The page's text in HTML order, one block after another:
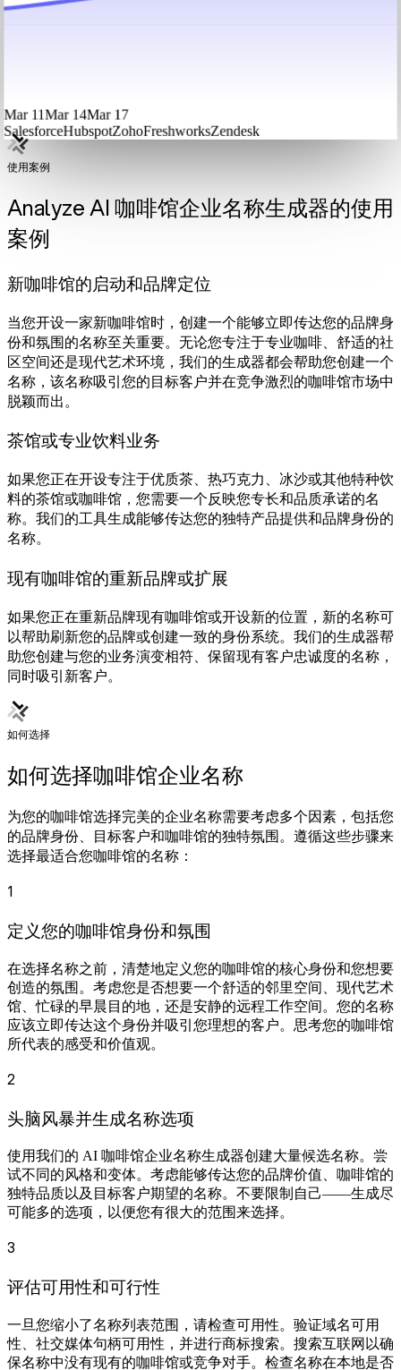
Mar 11Mar 14Mar 17
SalesforceHubspotZohoFreshworksZendesk
使用案例
Analyze AI 咖啡馆企业名称生成器的使用
案例
新咖啡馆的启动和品牌定位
当您开设一家新咖啡馆时，创建一个能够立即传达您的品牌身
份和氛围的名称至关重要。无论您专注于专业咖啡、舒适的社
区空间还是现代艺术环境，我们的生成器都会帮助您创建一个
名称，该名称吸引您的目标客户并在竞争激烈的咖啡馆市场中
脱颖而出。
茶馆或专业饮料业务
如果您正在开设专注于优质茶、热巧克力、冰沙或其他特种饮
料的茶馆或咖啡馆，您需要一个反映您专长和品质承诺的名
称。我们的工具生成能够传达您的独特产品提供和品牌身份的
名称。
现有咖啡馆的重新品牌或扩展
如果您正在重新品牌现有咖啡馆或开设新的位置，新的名称可
以帮助刷新您的品牌或创建一致的身份系统。我们的生成器帮
助您创建与您的业务演变相符、保留现有客户忠诚度的名称，
同时吸引新客户。
如何选择
如何选择咖啡馆企业名称
为您的咖啡馆选择完美的企业名称需要考虑多个因素，包括您
的品牌身份、目标客户和咖啡馆的独特氛围。遵循这些步骤来
选择最适合您咖啡馆的名称：
1
定义您的咖啡馆身份和氛围
在选择名称之前，清楚地定义您的咖啡馆的核心身份和您想要
创造的氛围。考虑您是否想要一个舒适的邻里空间、现代艺术
馆、忙碌的早晨目的地，还是安静的远程工作空间。您的名称
应该立即传达这个身份并吸引您理想的客户。思考您的咖啡馆
所代表的感受和价值观。
2
头脑风暴并生成名称选项
使用我们的 AI 咖啡馆企业名称生成器创建大量候选名称。尝
试不同的风格和变体。考虑能够传达您的品牌价值、咖啡馆的
独特品质以及目标客户期望的名称。不要限制自己——生成尽
可能多的选项，以便您有很大的范围来选择。
3
评估可用性和可行性
一旦您缩小了名称列表范围，请检查可用性。验证域名可用
性、社交媒体句柄可用性，并进行商标搜索。搜索互联网以确
保名称中没有现有的咖啡馆或竞争对手。检查名称在本地是否